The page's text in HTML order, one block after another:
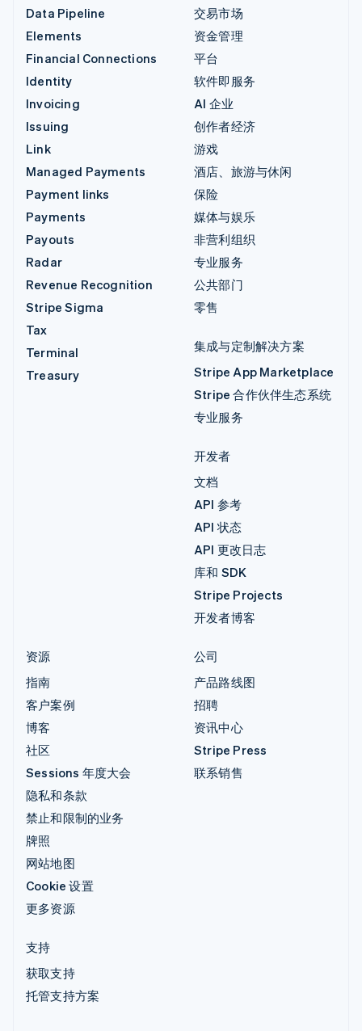
Data Pipeline
Elements
Financial Connections
Identity
Invoicing
Issuing
Link
Managed Payments
Payment links
Payments
Payouts
Radar
Revenue Recognition
Stripe Sigma
Tax
Terminal
Treasury
交易市场
资金管理
平台
软件即服务
AI 企业
创作者经济
游戏
酒店、旅游与休闲
保险
媒体与娱乐
非营利组织
专业服务
公共部门
零售
集成与定制解决方案
Stripe App Marketplace
Stripe 合作伙伴生态系统
专业服务
开发者
文档
API 参考
API 状态
API 更改日志
库和 SDK
Stripe Projects
开发者博客
资源
指南
客户案例
博客
社区
Sessions 年度大会
隐私和条款
禁止和限制的业务
牌照
网站地图
Cookie 设置
更多资源
公司
产品路线图
招聘
资讯中心
Stripe Press
联系销售
支持
获取支持
托管支持方案